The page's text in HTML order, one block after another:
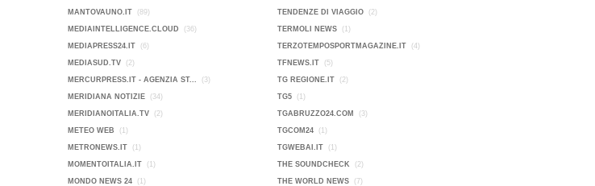
MANTOVAUNO.IT (89)
MEDIAINTELLIGENCE.CLOUD (36)
MEDIAPRESS24.IT (6)
MEDIASUD.TV (2)
MERCURPRESS.IT - AGENZIA ST... (3)
MERIDIANA NOTIZIE (34)
MERIDIANOITALIA.TV (2)
METEO WEB (1)
METRONEWS.IT (1)
MOMENTOITALIA.IT (1)
MONDO NEWS 24 (1)
TENDENZE DI VIAGGIO (2)
TERMOLI NEWS (1)
TERZOTEMPOSPORTMAGAZINE.IT (4)
TFNEWS.IT (5)
TG REGIONE.IT (2)
TG5 (1)
TGABRUZZO24.COM (3)
TGCOM24 (1)
TGWEBAI.IT (1)
THE SOUNDCHECK (2)
THE WORLD NEWS (7)